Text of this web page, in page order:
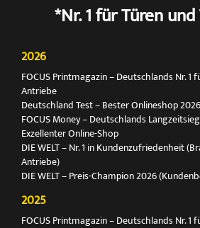
*Nr. 1 für Türen
2026
FOCUS Printmagazin – Deutschlands Nr. 1
Antriebe
Deutschland Test – Bester Onlineshop 2026
FOCUS Money – Deutschlands
Exzellenter Online-Shop
DIE WELT – Nr. 1 in Kundenzufriedenheit
Antriebe)
DIE WELT – Preis-Champion 2026
2025
FOCUS Printmagazin – Deutschlands Nr. 1